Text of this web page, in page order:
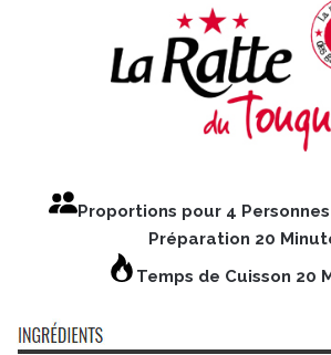
Proportions pour 4 Personnes
Préparation 20
Temps de Cuisson 20